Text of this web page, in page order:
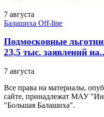
7 августа
Балашиха Off-line
Подмосковные
23,5 тыс. заявлений на..
7 августа
Все права на материалы,
сайте, принадлежат МАУ
"Большая Балашиха".